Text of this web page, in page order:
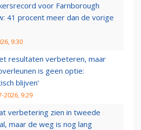
voor Farnborough
41 procent meer dan de vorige
9:30
resultaten verbeteren, maar
is geen optie:
blijven’
2026, 9:29
verbetering zien in tweede
maar de weg is nog lang